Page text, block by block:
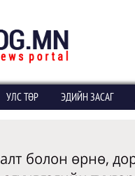
УЛС ТӨР ЭДИЙН ЗАСАГ